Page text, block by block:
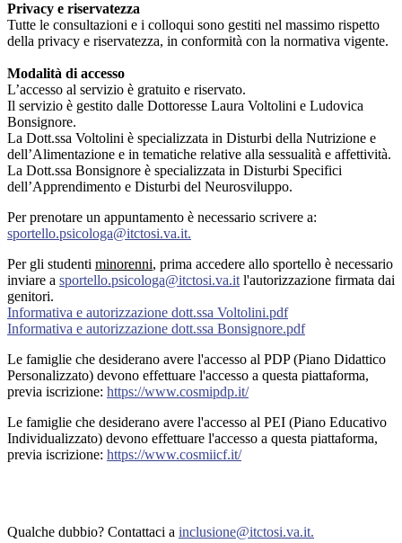
Privacy e riservatezza
Tutte le consultazioni e i colloqui sono gestiti nel massimo rispetto
della privacy e riservatezza, in conformità con la normativa vigente.
Modalità di accesso
L’accesso al servizio è gratuito e riservato.
Il servizio è gestito dalle Dottoresse Laura Voltolini e Ludovica
Bonsignore.
La Dott.ssa Voltolini è specializzata in Disturbi della Nutrizione e
dell’Alimentazione e in tematiche relative alla sessualità e affettività.
La Dott.ssa Bonsignore è specializzata in Disturbi Specifici
dell’Apprendimento e Disturbi del Neurosviluppo.
Per prenotare un appuntamento è necessario scrivere a:
sportello.psicologa@itctosi.va.it.
Per gli studenti minorenni, prima accedere allo sportello è necessario
inviare a sportello.psicologa@itctosi.va.it l'autorizzazione firmata dai
genitori.
Informativa e autorizzazione dott.ssa Voltolini.pdf
Informativa e autorizzazione dott.ssa Bonsignore.pdf
Le famiglie che desiderano avere l'accesso al PDP (Piano Didattico
Personalizzato) devono effettuare l'accesso a questa piattaforma,
previa iscrizione: https://www.cosmipdp.it/
Le famiglie che desiderano avere l'accesso al PEI (Piano Educativo
Individualizzato) devono effettuare l'accesso a questa piattaforma,
previa iscrizione: https://www.cosmiicf.it/
Qualche dubbio? Contattaci a inclusione@itctosi.va.it.